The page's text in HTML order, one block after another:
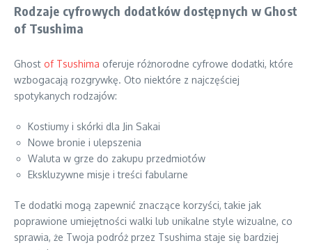
Rodzaje cyfrowych dodatków dostępnych w Ghost
of Tsushima
Ghost of Tsushima oferuje różnorodne cyfrowe dodatki, które
wzbogacają rozgrywkę. Oto niektóre z najczęściej
spotykanych rodzajów:
Kostiumy i skórki dla Jin Sakai
Nowe bronie i ulepszenia
Waluta w grze do zakupu przedmiotów
Ekskluzywne misje i treści fabularne
Te dodatki mogą zapewnić znaczące korzyści, takie jak
poprawione umiejętności walki lub unikalne style wizualne, co
sprawia, że Twoja podróż przez Tsushima staje się bardziej